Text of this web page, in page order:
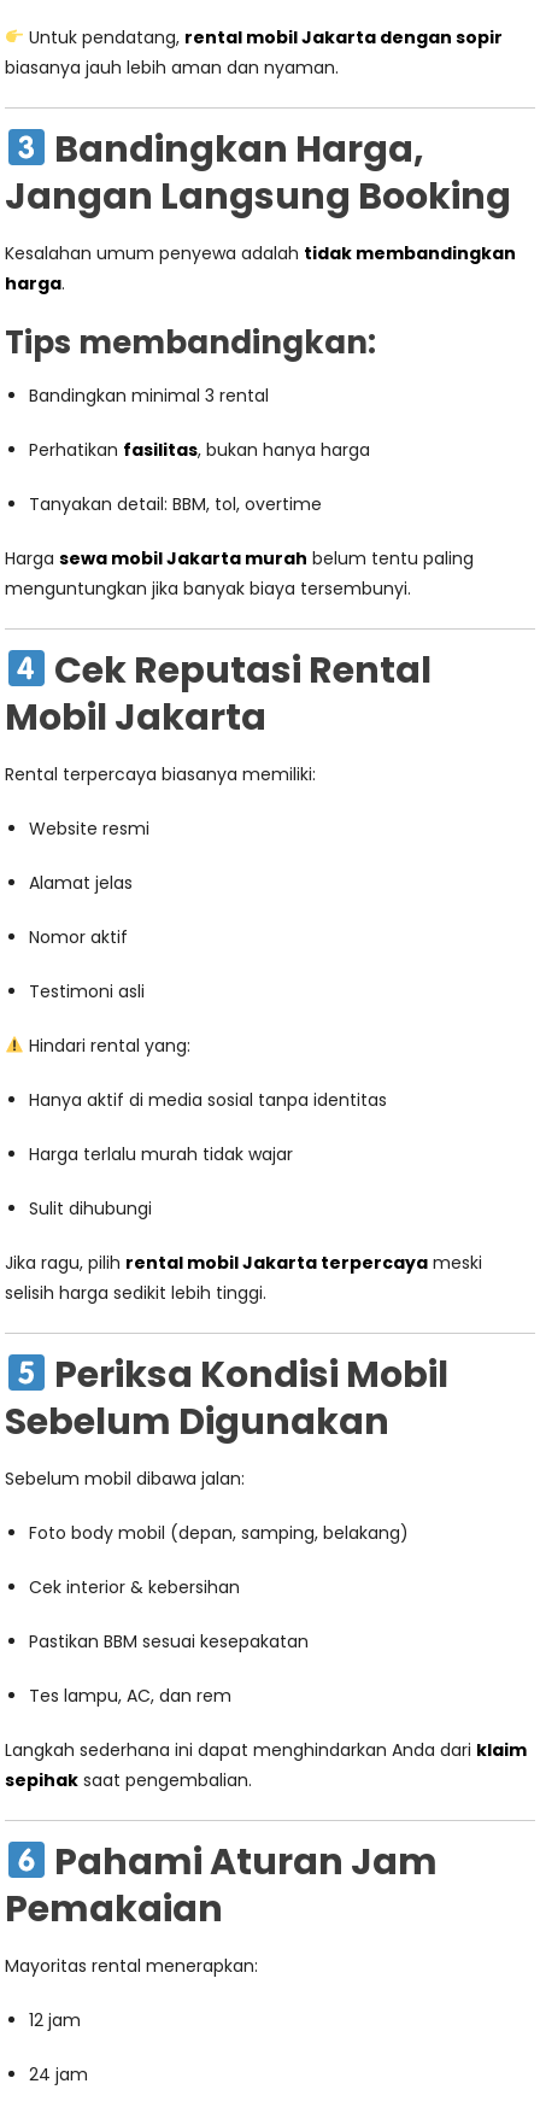
Untuk pendatang, rental mobil Jakarta dengan sopir
biasanya jauh lebih aman dan nyaman.
Bandingkan Harga,
Jangan Langsung Booking
Kesalahan umum penyewa adalah tidak membandingkan
harga.
Tips membandingkan:
Bandingkan minimal 3 rental
Perhatikan fasilitas, bukan hanya harga
Tanyakan detail: BBM, tol, overtime
Hargasewa mobil Jakarta murah belum tentu paling
menguntungkan jika banyak biaya tersembunyi.
Cek Reputasi Rental
Mobil Jakarta
Rental terpercaya biasanya memiliki:
Website resmi
Alamat jelas
Nomor aktif
Testimoni asli
Hindari rental yang:
Hanya aktif di media sosial tanpa identitas
Harga terlalu murah tidak wajar
Sulit dihubungi
Jika ragu, pilih rental mobil Jakarta terpercaya meski
selisih harga sedikit lebih tinggi.
Periksa Kondisi Mobil
Sebelum Digunakan
Sebelum mobil dibawa jalan:
Foto body mobil (depan, samping, belakang)
Cek interior & kebersihan
Pastikan BBM sesuai kesepakatan
Tes lampu, AC, dan rem
Langkah sederhana ini dapat menghindarkan Anda dari klaim
sepihak saat pengembalian.
Pahami Aturan Jam
Pemakaian
Mayoritas rental menerapkan:
12 jam
24 jam